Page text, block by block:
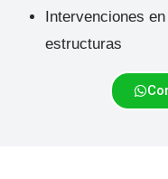
Intervenciones
estructuras